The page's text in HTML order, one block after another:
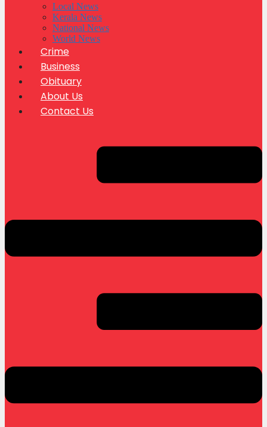
Local News
Kerala News
National News
World News
Crime
Business
Obituary
About Us
Contact Us